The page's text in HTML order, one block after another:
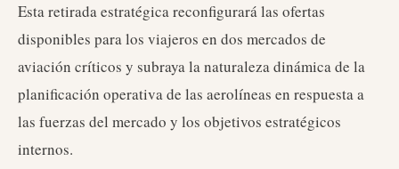
Esta retirada estratégica reconfigurará las ofertas
disponibles para los viajeros en dos mercados de
aviación críticos y subraya la naturaleza dinámica de la
planificación operativa de las aerolíneas en respuesta a
las fuerzas del mercado y los objetivos estratégicos
internos.